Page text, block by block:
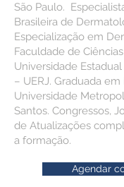
São Paulo.
Brasileira de
Especialização em
Faculdade de
Universidade
– UERJ. Graduada
Universidade
Santos. Congressos,
de Atualizações
a formação.
Agendar